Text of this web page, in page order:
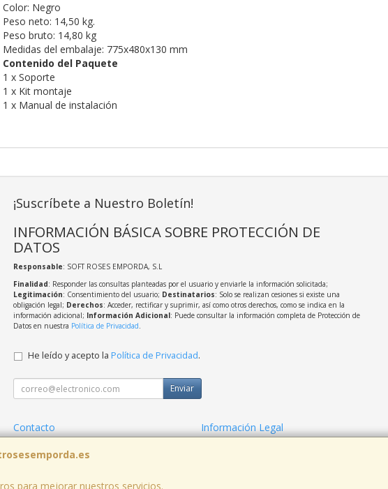
Color: Negro
Peso neto: 14,50 kg.
Peso bruto: 14,80 kg
Medidas del embalaje: 775x480x130 mm
Contenido del Paquete
1 x Soporte
1 x Kit montaje
1 x Manual de instalación
para mejorar nuestros servicios.
¡Suscríbete a Nuestro Boletín!
INFORMACIÓN BÁSICA SOBRE PROTECCIÓN DE
DATOS
Responsable: SOFT ROSES EMPORDA, S.L
Finalidad: Responder las consultas planteadas por el usuario y enviarle la información solicitada;
Legitimación: Consentimiento del usuario; Destinatarios: Solo se realizan cesiones si existe una
obligación legal; Derechos: Acceder, rectificar y suprimir, así como otros derechos, como se indica en la
información adicional; Información Adicional: Puede consultar la información completa de Protección de
Datos en nuestra Política de Privacidad.
He leído y acepto la Política de Privacidad.
Enviar
Contacto
Información Legal